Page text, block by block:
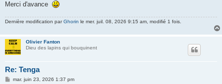
Merci d'avance
Dernière modification parGhorin le mer. juil. 08, 2026 9:15 am, modifié 1 fois.
Olivier Fanton
Dieu des lapins qui bouquinent
Re: Tenga
Mmar. juin 23, 2026 1:37 pm